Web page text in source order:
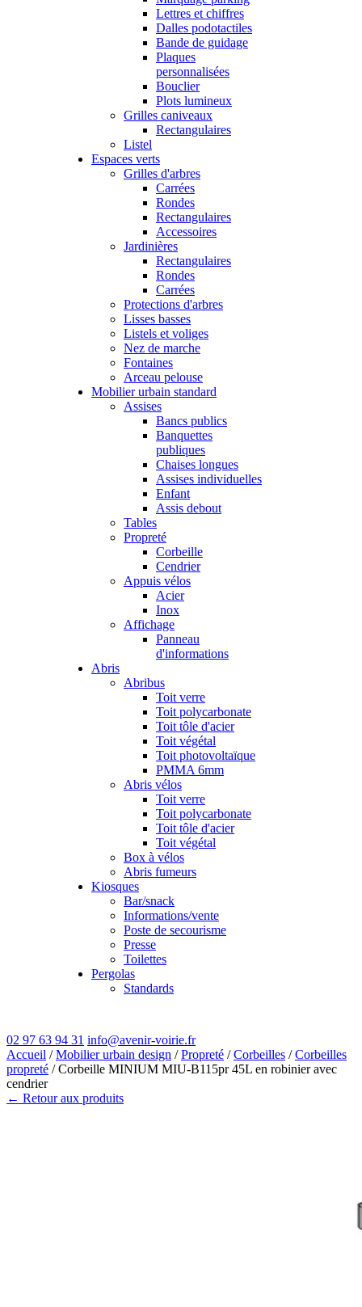
Lettres et chiffres
Dalles podotactiles
Bande de guidage
Plaques
personnalisées
Bouclier
Plots lumineux
Grilles caniveaux
Rectangulaires
Listel
Espaces verts
Grilles d'arbres
Carrées
Rondes
Rectangulaires
Accessoires
Jardinières
Rectangulaires
Rondes
Carrées
Protections d'arbres
Lisses basses
Listels et voliges
Nez de marche
Fontaines
Arceau pelouse
Mobilier urbain standard
Assises
Bancs publics
Banquettes
publiques
Chaises longues
Assises individuelles
Enfant
Assis debout
Tables
Propreté
Corbeille
Cendrier
Appuis vélos
Acier
Inox
Affichage
Panneau
d'informations
Abris
Abribus
Toit verre
Toit polycarbonate
Toit tôle d'acier
Toit végétal
Toit photovoltaïque
PMMA 6mm
Abris vélos
Toit verre
Toit polycarbonate
Toit tôle d'acier
Toit végétal
Box à vélos
Abris fumeurs
Kiosques
Bar/snack
Informations/vente
Poste de secourisme
Presse
Toilettes
Pergolas
Standards
02 97 63 94 31 info@avenir-voirie.fr
Accueil /Mobilier urbain design /Propreté /Corbeilles /Corbeilles
propreté / Corbeille MINIUM MIU-B115pr 45L en robinier avec
cendrier
← Retour aux produits